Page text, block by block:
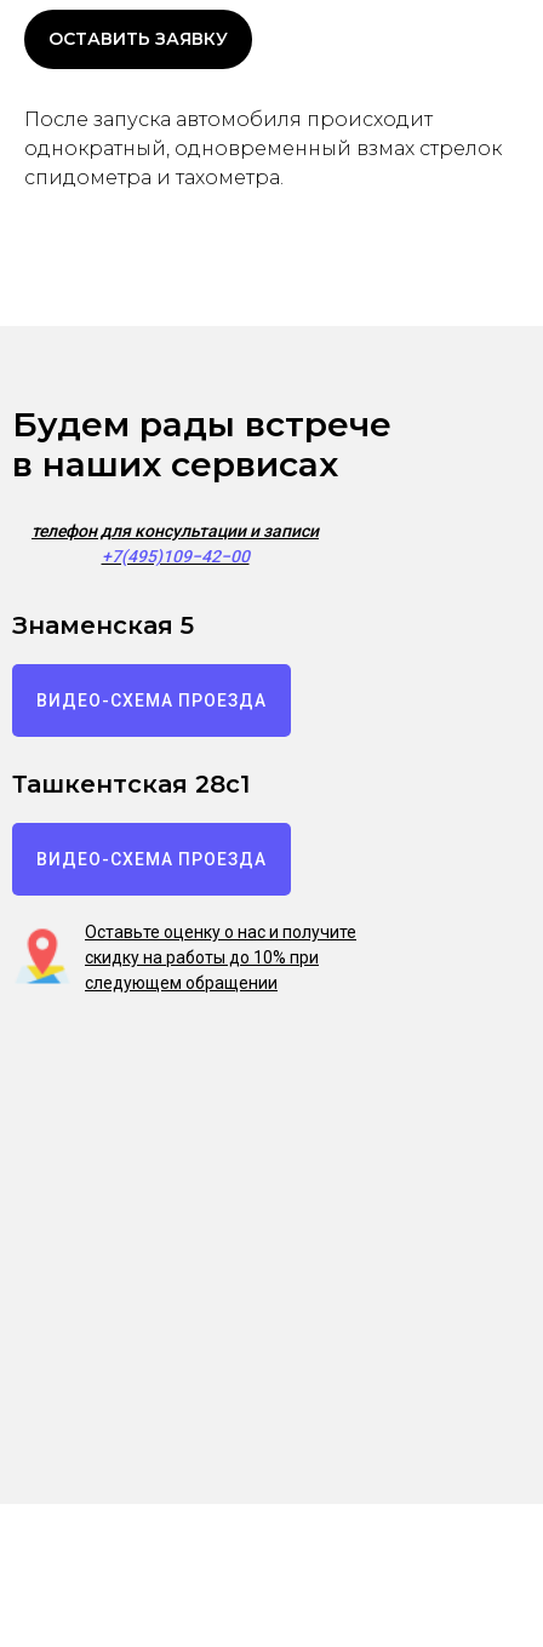
ОСТАВИТЬ ЗАЯВКУ
После запуска автомобиля происходит
однократный, одновременный взмах стрелок
спидометра и тахометра.
Будем рады встрече
в наших сервисах
телефон для консультации и записи
+7(495)109−42−00
Знаменская 5
ВИДЕО-СХЕМА ПРОЕЗДА
Ташкентская 28с1
ВИДЕО-СХЕМА ПРОЕЗДА
Оставьте оценку о нас и получите
скидку на работы до 10% при
следующем обращении